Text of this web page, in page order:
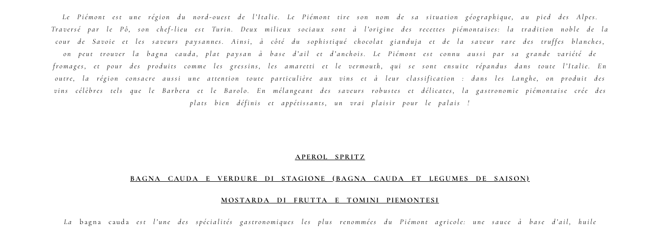
Le Piémont est une région du nord-ouest de l’Italie. Le Piémont tire son nom de sa situation géographique, au pied des Alpes.
Traversé par le Pô, son chef-lieu est Turin. Deux milieux sociaux sont à l’origine des recettes piémontaises: la tradition noble de la
cour de Savoie et les saveurs paysannes. Ainsi, à côté du sophistiqué chocolat gianduja et de la saveur rare des truffes blanches,
on peut trouver la bagna cauda, plat paysan à base d’ail et d’anchois. Le Piémont est connu aussi par sa grande variété de
fromages, et pour des produits comme les gressins, les amaretti et le vermouth, qui se sont ensuite répandus dans toute l’Italie. En
outre, la région consacre aussi une attention toute particulière aux vins et à leur classification : dans les Langhe, on produit des
vins célèbres tels que le Barbera et le Barolo. En mélangeant des saveurs robustes et délicates, la gastronomie piémontaise crée des
plats bien définis et appétissants, un vrai plaisir pour le palais !
APEROL SPRITZ
BAGNA CAUDA E VERDURE DI STAGIONE (BAGNA CAUDA ET LEGUMES DE SAISON)
MOSTARDA DI FRUTTA E TOMINI PIEMONTESI
La bagna cauda est l’une des spécialités gastronomiques les plus renommées du Piémont agricole: une sauce à base d’ail, huile